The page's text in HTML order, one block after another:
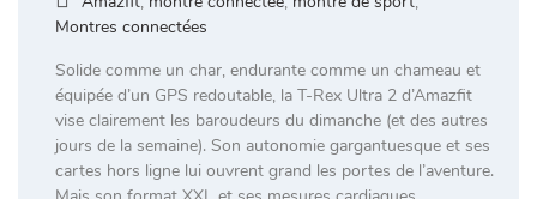
Montres connectées
Solide comme un char, endurante comme un chameau et
équipée d’un GPS redoutable, la T-Rex Ultra 2 d’Amazfit
vise clairement les baroudeurs du dimanche (et des autres
jours de la semaine). Son autonomie gargantuesque et ses
cartes hors ligne lui ouvrent grand les portes de l’aventure.